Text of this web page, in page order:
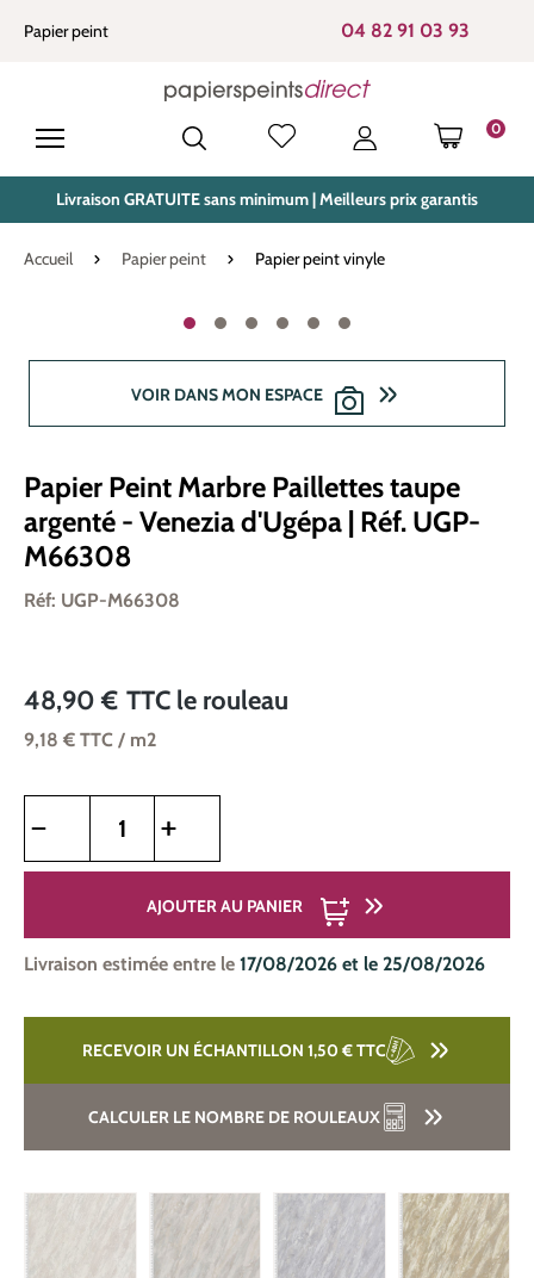
principal
Papier peint 04 82 91 03 93
0
LE
Livraison GRATUITE sans minimum | Meilleurs prix garantis
Accueil Papier peint Papier peint vinyle
VOIR DANS MON ESPACE
Papier Peint Marbre Paillettes taupe
argenté - Venezia d'Ugépa | Réf. UGP-
M66308
Réf: UGP-M66308
48,90 € TTC le rouleau
9,18 € TTC / m2
AJOUTER AU PANIER
Livraison estimée entre le 17/08/2026 et le 25/08/2026
RECEVOIR UN ÉCHANTILLON 1,50 €TTC
CALCULER LE NOMBRE DE ROULEAUX